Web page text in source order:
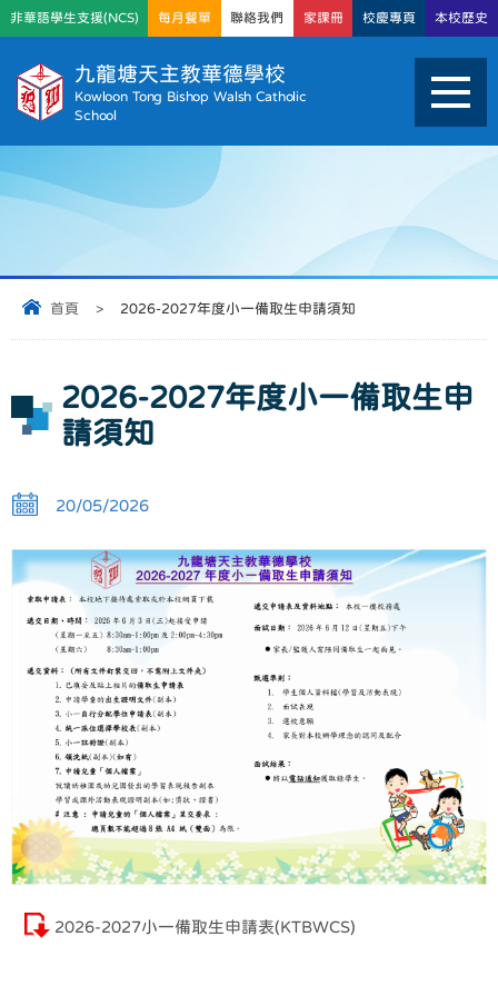
九龍塘天主教華德學校
Kowloon Tong Bishop Walsh Catholic
School
非華語學生支援(NCS) 每月餐單 聯絡我們 家課冊 校慶專頁 本校歷史
首頁 > 2026-2027年度小一備取生申請須知
2026-2027年度小一備取生申
請須知
20/05/2026
2026-2027小一備取生申請表(KTBWCS)